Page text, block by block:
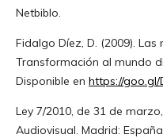
Netbiblo.
Fidalgo Díez, D. (2009).
Transformación al mundo
Disponible en https://goo.gl/
Ley 7/2010, de 31 de
Audiovisual. Madrid: